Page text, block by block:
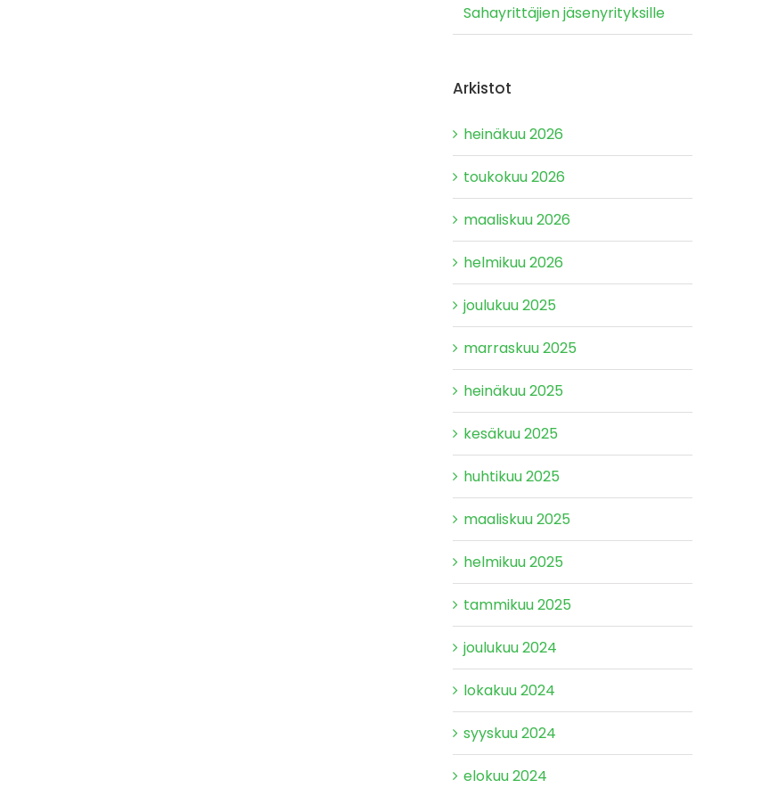
Sahayrittäjien jäsenyrityksille
Arkistot
heinäkuu 2026
toukokuu 2026
maaliskuu 2026
helmikuu 2026
joulukuu 2025
marraskuu 2025
heinäkuu 2025
kesäkuu 2025
huhtikuu 2025
maaliskuu 2025
helmikuu 2025
tammikuu 2025
joulukuu 2024
lokakuu 2024
syyskuu 2024
elokuu 2024